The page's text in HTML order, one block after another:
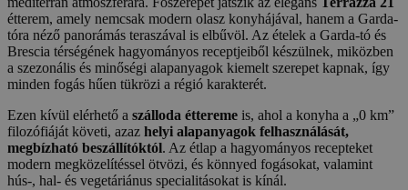
étterem, amely nemcsak modern olasz konyhájával, hanem a Garda-
tóra néző panorámás teraszával is elbűvöl. Az ételek a Garda-tó és
Brescia térségének hagyományos receptjeiből készülnek, miközben
a szezonális és minőségi alapanyagok kiemelt szerepet kapnak, így
minden fogás hűen tükrözi a régió karakterét.
Ezen kívül elérhető a szálloda éttereme is, ahol a konyha a „0 km”
filozófiáját követi, azaz helyi alapanyagok felhasználását,
megbízható beszállítóktól. Az étlap a hagyományos recepteket
modern megközelítéssel ötvözi, és könnyed fogásokat, valamint
hús-, hal- és vegetáriánus specialitásokat is kínál.